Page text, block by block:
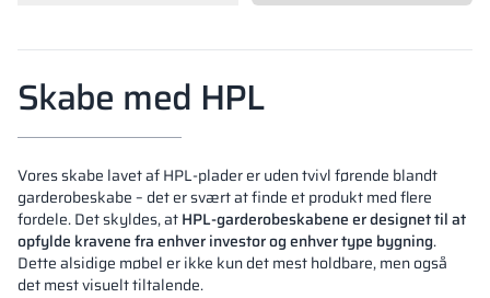
Skabslåse
Partitioner
Altus
L-formede
Skabe med HPL
Vores skabe lavet af HPL-plader er uden tvivl førende blandt
garderobeskabe – det er svært at finde et produkt med flere
fordele. Det skyldes, atHPL-garderobeskabene er designet til at
opfylde kravene fra enhver investor og enhver type bygning.
Dette alsidige møbel er ikke kun det mest holdbare, men også
det mest visuelt tiltalende.